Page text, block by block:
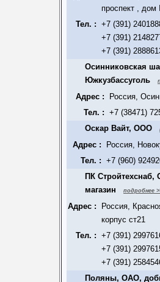
проспект ,
Тел. : +7 (391)
+7 (391)
+7 (391)
Осинниковская
Южкузбассуголь
Адрес :
Россия,
Тел. : +7 (38471)
Оскар Вайт, ООО
Адрес :
Россия,
Тел. : +7 (960)
ПК
магазин
подробнее
Адрес :
Россия,
корпус ст21
Тел. : +7 (391)
+7 (391)
+7 (391)
Поляны, ОАО,